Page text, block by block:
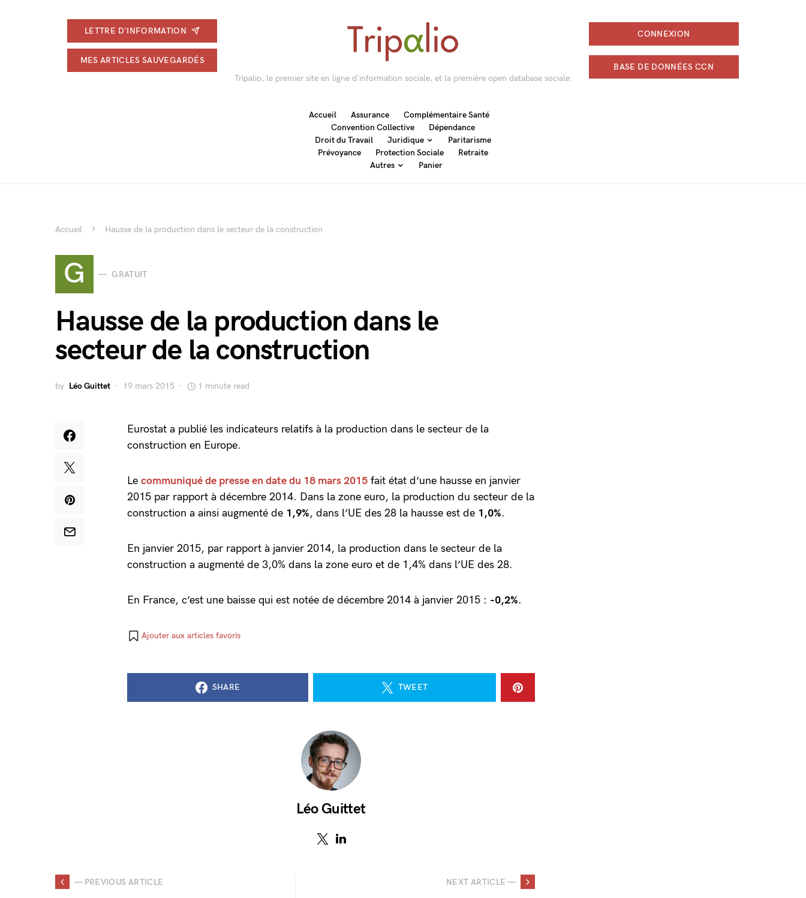
LETTRE D'INFORMATION
MES ARTICLES SAUVEGARDÉS
Tripalio, le premier site en ligne d'information sociale, et la première open database sociale.
CONNEXION
BASE DE DONNÉES CCN
Accueil Assurance
Complémentaire Santé
Convention Collective
Dépendance
Droit du Travail
Juridique
Paritarisme
Prévoyance
Protection Sociale
Retraite
Autres
Panier
Accueil Hausse de la production dans le secteur de la construction
G GRATUIT
Hausse de la production dans le
secteur de la construction
by Léo Guittet 19 mars 2015 1 minute read
Eurostat a publié les indicateurs relatifs à la production dans le secteur de la
construction en Europe.
Le communiqué de presse en date du 18 mars 2015 fait état d’une hausse en janvier
2015 par rapport à décembre 2014. Dans la zone euro, la production du secteur de la
construction a ainsi augmenté de 1,9%, dans l’UE des 28 la hausse est de 1,0%.
En janvier 2015, par rapport à janvier 2014, la production dans le secteur de la
construction a augmenté de 3,0% dans la zone euro et de 1,4% dans l’UE des 28.
En France, c’est une baisse qui est notée de décembre 2014 à janvier 2015 : -0,2%.
Ajouter aux articles favoris
SHARE TWEET
Léo Guittet
— PREVIOUS ARTICLE NEXT ARTICLE —